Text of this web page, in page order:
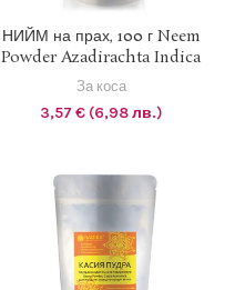
1 EUR = 1.95583 BGN
ДОБАВЯНЕ В КОЛИЧКАТА
НИЙМ на прах, 100 г Neem
Powder Azadirachta Indica
За коса
3,57 €(6,98 лв.)